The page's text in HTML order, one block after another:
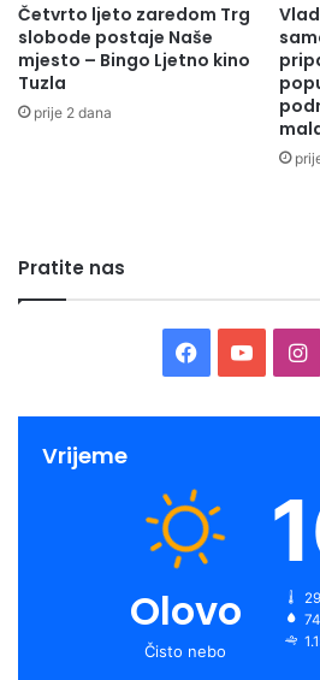
–područje ZE-DO kantona na
132
Rukovodilac Službe za odnose
i informisanje kupaca ED
Četvrto ljeto zaredom Trg
slobode postaje Naše
mjesto – Bingo Ljetno kino
Tuzla
prije 2 dana
Pratite nas
Facebook
Vrijeme
Olovo
Čisto nebo